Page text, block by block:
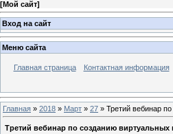
[Мой сайт]
Вход на сайт
Меню сайта
Главная страница Контактная информация
Главная » 2018 » Март » 27 » Третий вебинар
Третий вебинар по созданию виртуальных